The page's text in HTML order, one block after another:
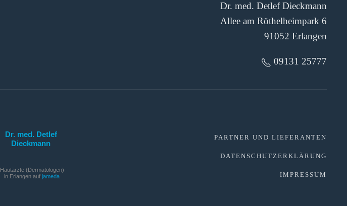
Dr. med. Detlef Dieckmann
Allee am Röthelheimpark 6
91052 Erlangen
09131 25777
Dr. med. Detlef
Dieckmann
Hautärzte (Dermatologen)
in Erlangen auf jameda
PARTNER UND LIEFERANTEN
DATENSCHUTZERKLÄRUNG
IMPRESSUM